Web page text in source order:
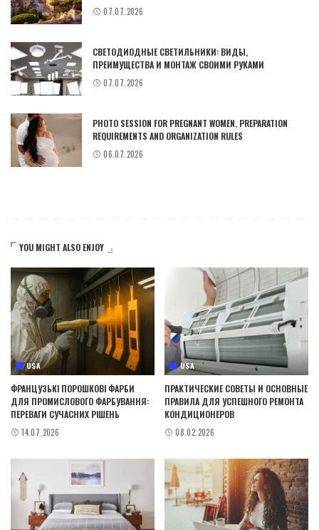
07.07.2026
СВЕТОДИОДНЫЕ СВЕТИЛЬНИКИ: ВИДЫ,
ПРЕИМУЩЕСТВА И МОНТАЖ СВОИМИ РУКАМИ
07.07.2026
PHOTO SESSION FOR PREGNANT WOMEN, PREPARATION
REQUIREMENTS AND ORGANIZATION RULES
06.07.2026
YOU MIGHT ALSO ENJOY
USA
ФРАНЦУЗЬКІ ПОРОШКОВІ ФАРБИ
ДЛЯ ПРОМИСЛОВОГО ФАРБУВАННЯ:
ПЕРЕВАГИ СУЧАСНИХ РІШЕНЬ
14.07.2026
USA
ПРАКТИЧЕСКИЕ СОВЕТЫ И ОСНОВНЫЕ
ПРАВИЛА ДЛЯ УСПЕШНОГО РЕМОНТА
КОНДИЦИОНЕРОВ
08.02.2026